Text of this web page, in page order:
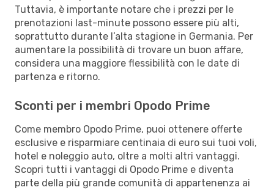
Tuttavia, è importante notare che i prezzi per le
prenotazioni last-minute possono essere più alti,
soprattutto durante l’alta stagione in Germania. Per
aumentare la possibilità di trovare un buon affare,
considera una maggiore flessibilità con le date di
partenza e ritorno.
Sconti per i membri Opodo Prime
Come membro Opodo Prime, puoi ottenere offerte
esclusive e risparmiare centinaia di euro sui tuoi voli,
hotel e noleggio auto, oltre a molti altri vantaggi.
Scopri tutti i vantaggi di Opodo Prime e diventa
parte della più grande comunità di appartenenza ai